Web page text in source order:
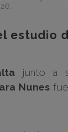
estudio
junto a
Nunes